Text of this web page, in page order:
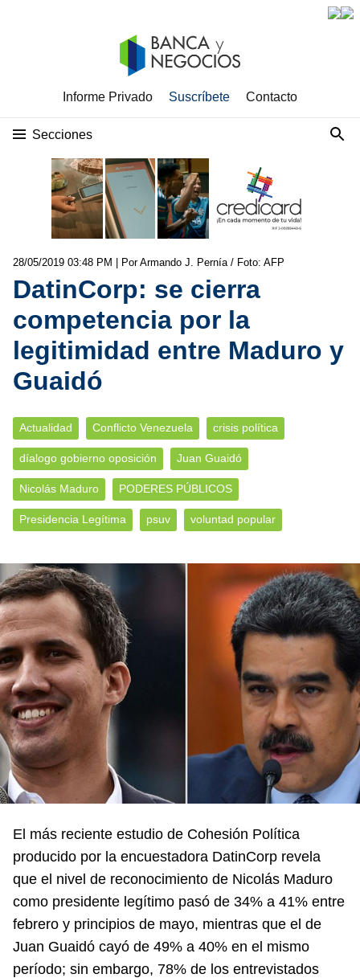
Informe Privado Suscríbete Contacto
Secciones
28/05/2019 03:48 PM | Por Armando J. Pernía / Foto: AFP
DatinCorp: se cierra
competencia por la
legitimidad entre Maduro y
Guaidó
Actualidad Conflicto Venezuela crisis política
díalogo gobierno oposición Juan Guaidó
Nicolás Maduro PODERES PÚBLICOS
Presidencia Legítima psuv voluntad popular
El más reciente estudio de Cohesión Política
producido por la encuestadora DatinCorp revela
que el nivel de reconocimiento de Nicolás Maduro
como presidente legítimo pasó de 34% a 41% entre
febrero y principios de mayo, mientras que el de
Juan Guaidó cayó de 49% a 40% en el mismo
período; sin embargo, 78% de los entrevistados